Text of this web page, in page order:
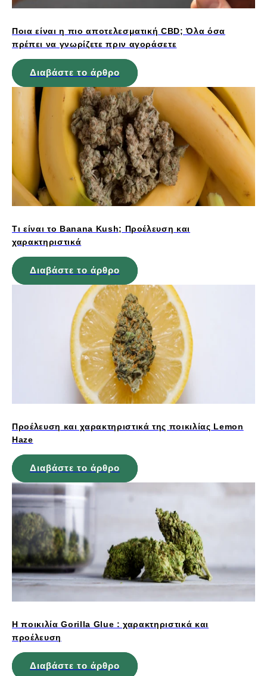
Ποια είναι η πιο αποτελεσματική CBD; Όλα όσα
πρέπει να γνωρίζετε πριν αγοράσετε
Διαβάστε το άρθρο
Τι είναι το Banana Kush; Προέλευση και
χαρακτηριστικά
Διαβάστε το άρθρο
Προέλευση και χαρακτηριστικά της ποικιλίας Lemon
Haze
Διαβάστε το άρθρο
Η ποικιλία Gorilla Glue : χαρακτηριστικά και
προέλευση
Διαβάστε το άρθρο